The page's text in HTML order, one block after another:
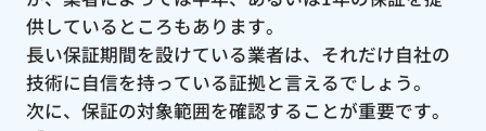
供しているところもあります。
長い保証期間を設けている業者は、それだけ自社の
技術に自信を持っている証拠と言えるでしょう。
次に、保証の対象範囲を確認することが重要です。